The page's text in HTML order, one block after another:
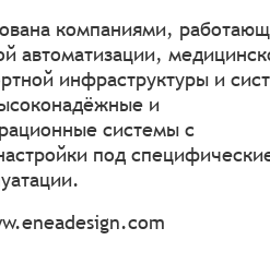
компаниями,
автоматизации,
инфраструктуры и
и
системы с
под